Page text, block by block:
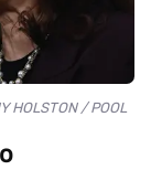
/ POOL